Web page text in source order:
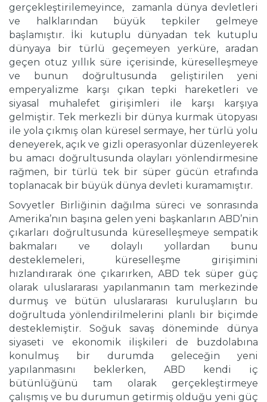
gerçekleştirilemeyince, zamanla dünya devletleri
ve halklarından büyük tepkiler gelmeye
başlamıştır. İki kutuplu dünyadan tek kutuplu
dünyaya bir türlü geçemeyen yerküre, aradan
geçen otuz yıllık süre içerisinde, küreselleşmeye
ve bunun doğrultusunda geliştirilen yeni
emperyalizme karşı çıkan tepki hareketleri ve
siyasal muhalefet girişimleri ile karşı karşıya
gelmiştir. Tek merkezli bir dünya kurmak ütopyası
ile yola çıkmış olan küresel sermaye, her türlü yolu
deneyerek, açık ve gizli operasyonlar düzenleyerek
bu amacı doğrultusunda olayları yönlendirmesine
rağmen, bir türlü tek bir süper gücün etrafında
toplanacak bir büyük dünya devleti kuramamıştır.
Sovyetler Birliğinin dağılma süreci ve sonrasında
Amerika’nın başına gelen yeni başkanların ABD’nin
çıkarları doğrultusunda küreselleşmeye sempatik
bakmaları ve dolaylı yollardan bunu
desteklemeleri, küreselleşme girişimini
hızlandırarak öne çıkarırken, ABD tek süper güç
olarak uluslararası yapılanmanın tam merkezinde
durmuş ve bütün uluslararası kuruluşların bu
doğrultuda yönlendirilmelerini planlı bir biçimde
desteklemiştir. Soğuk savaş döneminde dünya
siyaseti ve ekonomik ilişkileri de buzdolabına
konulmuş bir durumda geleceğin yeni
yapılanmasını beklerken, ABD kendi iç
bütünlüğünü tam olarak gerçekleştirmeye
çalışmış ve bu durumun getirmiş olduğu yeni güç